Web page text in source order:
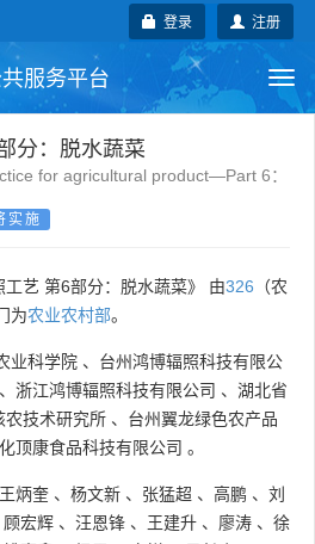
注册
登录
服务平台
行业标准
分：脱水蔬菜
for agricultural product—Part 6：
实施
工艺 第6部分：脱水蔬菜》 由326 （农
为农业农村部。
业科学院 、 台州鸿博辐照科技有限公
、 浙江鸿博辐照科技有限公司 、 湖北省
农技术研究所 、 台州翼龙绿色农产品
顶康食品科技有限公司 。
王炳奎 、 杨文新 、 张猛超 、 高鹏 、 刘
顾宏辉 、 汪恩锋 、 王建升 、 廖涛 、 徐